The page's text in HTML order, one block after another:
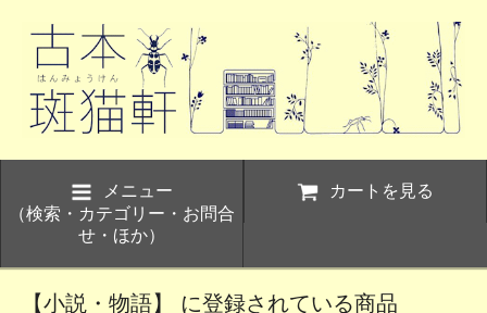
メニュー
（検索・カテゴリー・お問合
せ・ほか）
カートを見る
【小説・物語】 に登録されている商品